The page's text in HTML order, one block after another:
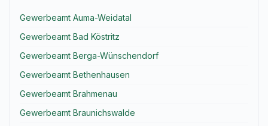
Gewerbeamt Auma-Weidatal
Gewerbeamt Bad Köstritz
Gewerbeamt Berga-Wünschendorf
Gewerbeamt Bethenhausen
Gewerbeamt Brahmenau
Gewerbeamt Braunichswalde